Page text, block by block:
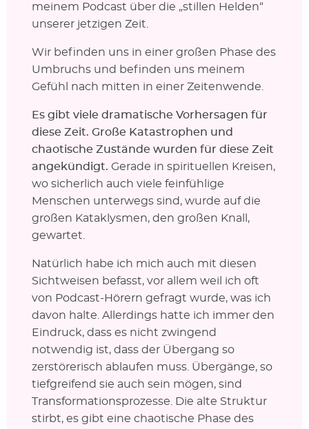
meinem Podcast über die „stillen Helden“
unserer jetzigen Zeit.
Wir befinden uns in einer großen Phase des
Umbruchs und befinden uns meinem
Gefühl nach mitten in einer Zeitenwende.
Es gibt viele dramatische Vorhersagen für
diese Zeit. Große Katastrophen und
chaotische Zustände wurden für diese Zeit
angekündigt. Gerade in spirituellen Kreisen,
wo sicherlich auch viele feinfühlige
Menschen unterwegs sind, wurde auf die
großen Kataklysmen, den großen Knall,
gewartet.
Natürlich habe ich mich auch mit diesen
Sichtweisen befasst, vor allem weil ich oft
von Podcast-Hörern gefragt wurde, was ich
davon halte. Allerdings hatte ich immer den
Eindruck, dass es nicht zwingend
notwendig ist, dass der Übergang so
zerstörerisch ablaufen muss. Übergänge, so
tiefgreifend sie auch sein mögen, sind
Transformationsprozesse. Die alte Struktur
stirbt, es gibt eine chaotische Phase des